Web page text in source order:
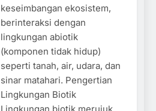
keseimbangan ekosistem,
berinteraksi dengan
lingkungan abiotik
(komponen tidak hidup)
seperti tanah, air, udara, dan
sinar matahari. Pengertian
Lingkungan Biotik